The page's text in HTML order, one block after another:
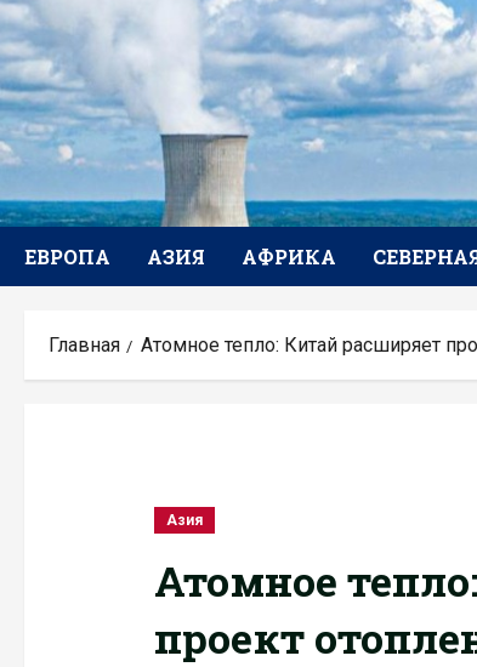
Перейти
к
содержимому
ЕВРОПА АЗИЯ АФРИКА
Главная Атомное тепло: Китай расширяет
Азия
Атомное
проект